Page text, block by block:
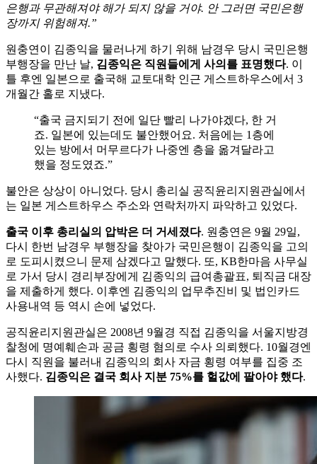
은행과 무관해져야 해가 되지 않을 거야. 안 그러면 국민은행
장까지 위험해져.”
원충연이 김종익을 물러나게 하기 위해 남경우 당시 국민은행
부행장을 만난 날, 김종익은 직원들에게 사의를 표명했다. 이
틀 후엔 일본으로 출국해 교토대학 인근 게스트하우스에서 3
개월간 홀로 지냈다.
“출국 금지되기 전에 일단 빨리 나가야겠다, 한 거
죠. 일본에 있는데도 불안했어요. 처음에는 1층에
있는 방에서 머무르다가 나중엔 층을 옮겨달라고
했을 정도였죠.”
불안은 상상이 아니었다. 당시 총리실 공직윤리지원관실에서
는 일본 게스트하우스 주소와 연락처까지 파악하고 있었다.
출국 이후 총리실의 압박은 더 거세졌다. 원충연은 9월 29일,
다시 한번 남경우 부행장을 찾아가 국민은행이 김종익을 고의
로 도피시켰으니 문제 삼겠다고 말했다. 또, KB한마음 사무실
로 가서 당시 경리부장에게 김종익의 급여총괄표, 퇴직금 대장
을 제출하게 했다. 이후엔 김종익의 업무추진비 및 법인카드
사용내역 등 역시 손에 넣었다.
공직윤리지원관실은 2008년 9월경 직접 김종익을 서울지방경
찰청에 명예훼손과 공금 횡령 혐의로 수사 의뢰했다. 10월경엔
다시 직원을 불러내 김종익의 회사 자금 횡령 여부를 집중 조
사했다. 김종익은 결국 회사 지분 75%를 헐값에 팔아야 했다.